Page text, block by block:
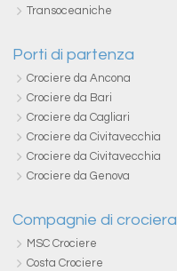
Transoceaniche
Porti di partenza
Crociere da Ancona
Crociere da Bari
Crociere da Cagliari
Crociere da Civitavecchia
Crociere da Civitavecchia
Crociere da Genova
Compagnie di crociera
MSC Crociere
Costa Crociere